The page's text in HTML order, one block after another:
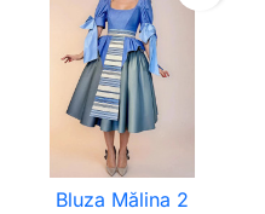
Bluza Mălina 2